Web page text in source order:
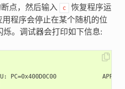
点，然后输入 c
恢复程序运
程序会停止在某个随机的位
烁。调试器会打印如下信息:
PC=0x400D0C00